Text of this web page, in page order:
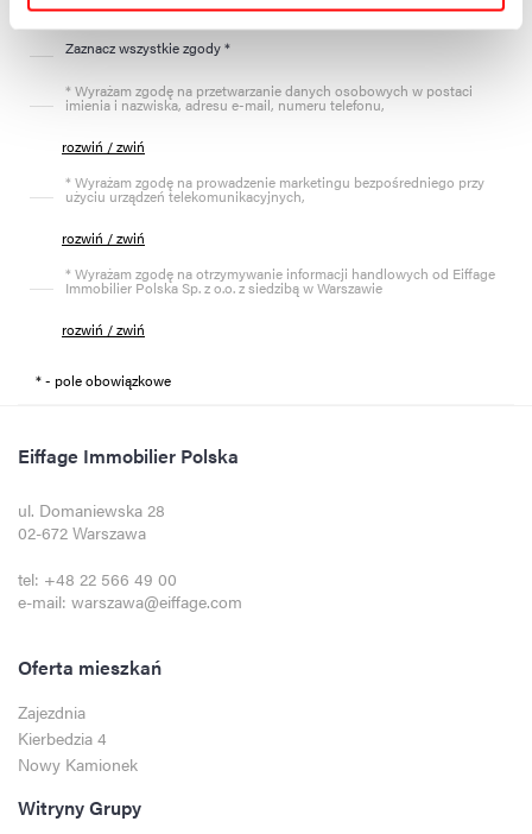
Zaznacz wszystkie zgody *
* Wyrażam zgodę na przetwarzanie danych osobowych w postaci
imienia i nazwiska, adresu e-mail, numeru telefonu,
rozwiń / zwiń
* Wyrażam zgodę na prowadzenie marketingu bezpośredniego przy
użyciu urządzeń telekomunikacyjnych,
rozwiń / zwiń
* Wyrażam zgodę na otrzymywanie informacji handlowych od Eiffage
Immobilier Polska Sp. z o.o. z siedzibą w Warszawie
rozwiń / zwiń
* - pole obowiązkowe
Eiffage Immobilier Polska
ul. Domaniewska 28
02-672 Warszawa
tel: +48 22 566 49 00
e-mail: warszawa@eiffage.com
Oferta mieszkań
Zajezdnia
Kierbedzia 4
Nowy Kamionek
Witryny Grupy